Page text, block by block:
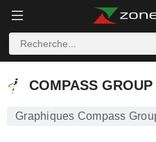
COMPASS GROUP PLC
COMPASS
Graphiques Compass